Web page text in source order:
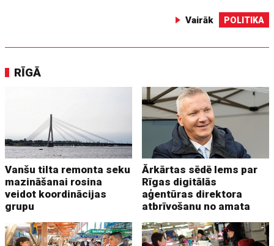
Vairāk POLITIKA
RĪGĀ
Vanšu tilta remonta seku
mazināšanai rosina
veidot koordinācijas
grupu
Ārkārtas sēdē lems par
Rīgas digitālās
aģentūras direktora
atbrīvošanu no amata